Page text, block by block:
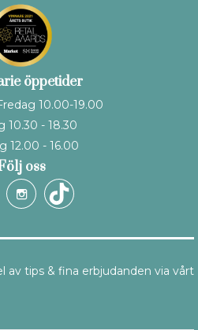
öppetider
10.00-19.00
10.30 - 18.30
12.00 - 16.00
oss
av tips & fina erbjudanden via vårt